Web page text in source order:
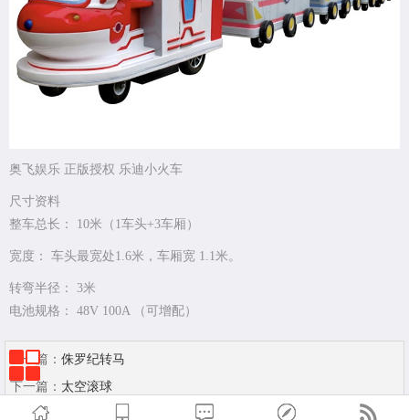
奥飞娱乐 正版授权 乐迪小火车
尺寸资料
整车总长： 10米（1车头+3车厢）
宽度： 车头最宽处1.6米，车厢宽 1.1米。
转弯半径： 3米
电池规格： 48V 100A （可增配）
上一篇： 侏罗纪转马
下一篇： 太空滚球